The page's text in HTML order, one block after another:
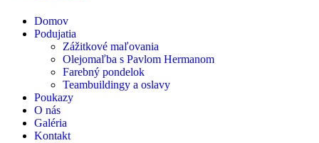
Domov
Podujatia
Zážitkové maľovania
Olejomaľba s Pavlom Hermanom
Farebný pondelok
Teambuildingy a oslavy
Poukazy
O nás
Galéria
Kontakt